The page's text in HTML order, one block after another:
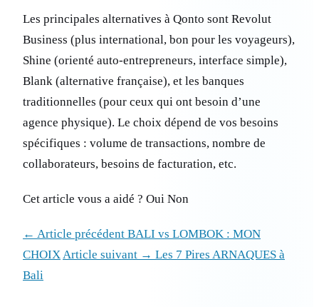
Les principales alternatives à Qonto sont Revolut
Business (plus international, bon pour les voyageurs),
Shine (orienté auto-entrepreneurs, interface simple),
Blank (alternative française), et les banques
traditionnelles (pour ceux qui ont besoin d’une
agence physique). Le choix dépend de vos besoins
spécifiques : volume de transactions, nombre de
collaborateurs, besoins de facturation, etc.
Cet article vous a aidé ? Oui Non
← Article précédent BALI vs LOMBOK : MON
CHOIXArticle suivant → Les 7 Pires ARNAQUES à
Bali